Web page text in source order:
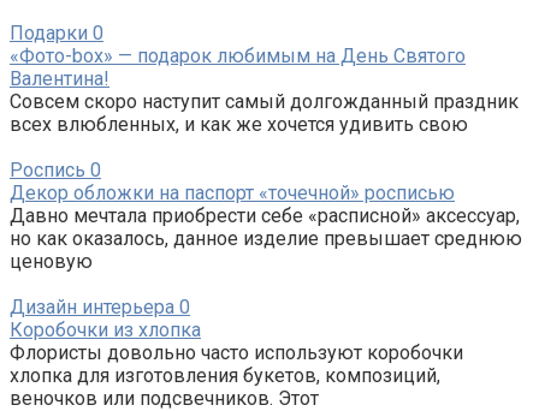
Подарки 0
«Фото-box» — подарок любимым на День Святого
Валентина!
Совсем скоро наступит самый долгожданный праздник
всех влюбленных, и как же хочется удивить свою
Роспись 0
Декор обложки на паспорт «точечной» росписью
Давно мечтала приобрести себе «расписной» аксессуар,
но как оказалось, данное изделие превышает среднюю
ценовую
Дизайн интерьера 0
Коробочки из хлопка
Флористы довольно часто используют коробочки
хлопка для изготовления букетов, композиций,
веночков или подсвечников. Этот